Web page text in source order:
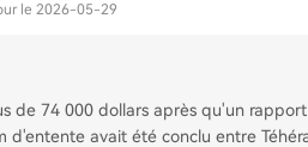
le 2026-05-29
de 74 000 dollars après qu'un
d'entente avait été conclu entre